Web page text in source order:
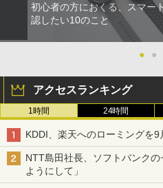
初心者の方におくる、スマー
認したい10のこと
● ●
アクセスランキング
1時間 24時間
KDDI、楽天へのローミングを9
NTT島田社長、ソフトバンク
ようにして」